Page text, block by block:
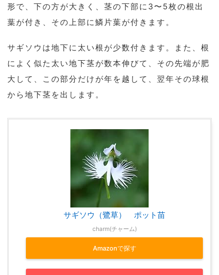
形で、下の方が大きく、茎の下部に3〜5枚の根出
葉が付き、その上部に鱗片葉が付きます。
サギソウは地下に太い根が少数付きます。また、根
によく似た太い地下茎が数本伸びて、その先端が肥
大して、この部分だけが年を越して、翌年その球根
から地下茎を出します。
サギソウ（鷺草） ポット苗
charm(チャーム)
Amazonで探す